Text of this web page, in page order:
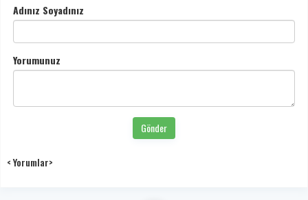
Adınız Soyadınız
Yorumunuz
Gönder
< Yorumlar>